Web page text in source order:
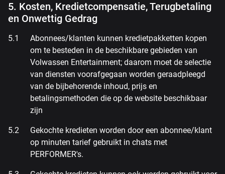
5. Kosten, Kredietcompensatie, Terugbetaling
en Onwettig Gedrag
Abonnees/klanten kunnen kredietpakketten kopen
om te besteden in de beschikbare gebieden van
Volwassen Entertainment; daarom moet de selectie
van diensten voorafgegaan worden geraadpleegd
van de bijbehorende inhoud, prijs en
betalingsmethoden die op de website beschikbaar
zijn
Gekochte kredieten worden door een abonnee/klant
op minuten tarief gebruikt in chats met
PERFORMER's.